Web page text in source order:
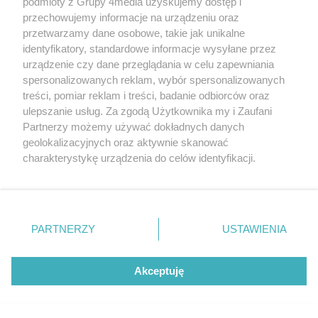
przechowujemy informacje na urządzeniu oraz
przetwarzamy dane osobowe, takie jak unikalne
identyfikatory, standardowe informacje wysyłane przez
urządzenie czy dane przeglądania w celu zapewniania
spersonalizowanych reklam, wybór spersonalizowanych
treści, pomiar reklam i treści, badanie odbiorców oraz
ulepszanie usług. Za zgodą Użytkownika my i Zaufani
Partnerzy możemy używać dokładnych danych
geolokalizacyjnych oraz aktywnie skanować
charakterystykę urządzenia do celów identyfikacji.
zmienić/wycofać klikając przycisk ustawień prywatności
znajdujący się w lewym dolnym rogu strony
. Niektóre
użytkownika, ale masz prawo sprzeciwić się takiemu
przetwarzaniu. Preferencje będą miały zastosowania tylko
PARTNERZY USTAWIENIA
Akceptuję